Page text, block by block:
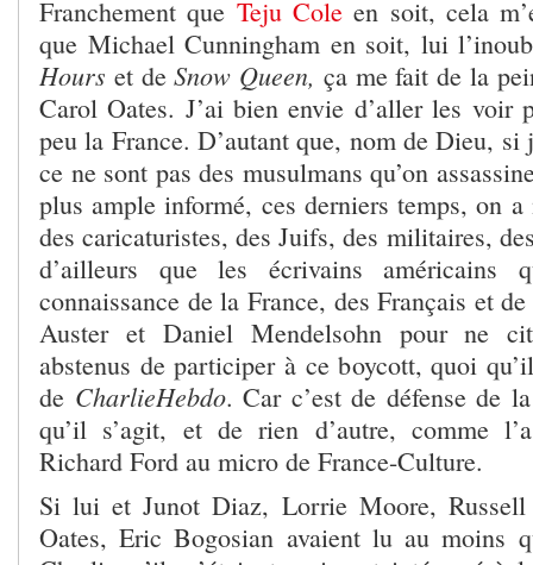
Franchement que Teju Cole en soit, cela
que Michael Cunningham en soit, lui
Hours et deSnow Queen, ça me fait de la
Carol Oates. J’ai bien envie d’aller les voir
peu la France. D’autant que, nom de Dieu, si
ce ne sont pas des musulmans qu’on
plus ample informé, ces derniers temps, on
des caricaturistes, des Juifs, des militaires,
d’ailleurs que les écrivains
connaissance de la France, des Français et
Auster et Daniel Mendelsohn pour ne
abstenus de participer à ce boycott, quoi
de CharlieHebdo. Car c’est de défense de
qu’il s’agit, et de rien d’autre, comme
Richard Ford au micro de France-Culture.
Si lui et Junot Diaz, Lorrie Moore, Russell
Oates, Eric Bogosian avaient lu au moins